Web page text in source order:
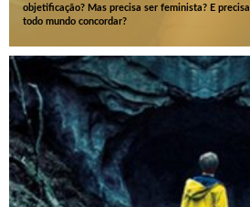
objetificação? Mas precisa ser feminista? E precisa
todo mundo concordar?